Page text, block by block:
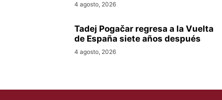
4 agosto, 2026
Tadej Pogačar regresa a la Vuelta
de España siete años después
4 agosto, 2026